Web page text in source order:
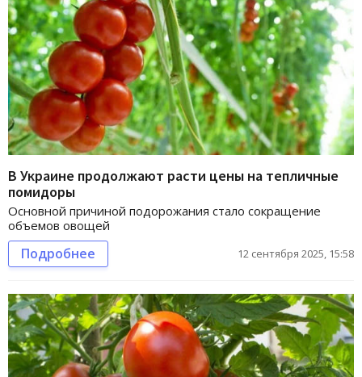
В Украине продолжают расти цены на тепличные
помидоры
Основной причиной подорожания стало сокращение
объемов овощей
Подробнее 12 сентября 2025, 15:58